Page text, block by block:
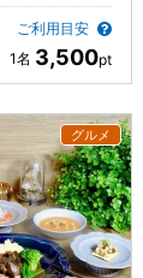
ご利用目安
3,500